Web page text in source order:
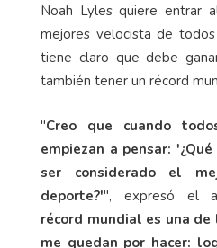
Noah Lyles quiere entrar
mejores velocista de
tiene claro que debe
también tener un récord
"Creo que cuando
empiezan a pensar:
ser considerado el
deporte?'", expresó el
récord mundial es una de
me quedan por hacer: